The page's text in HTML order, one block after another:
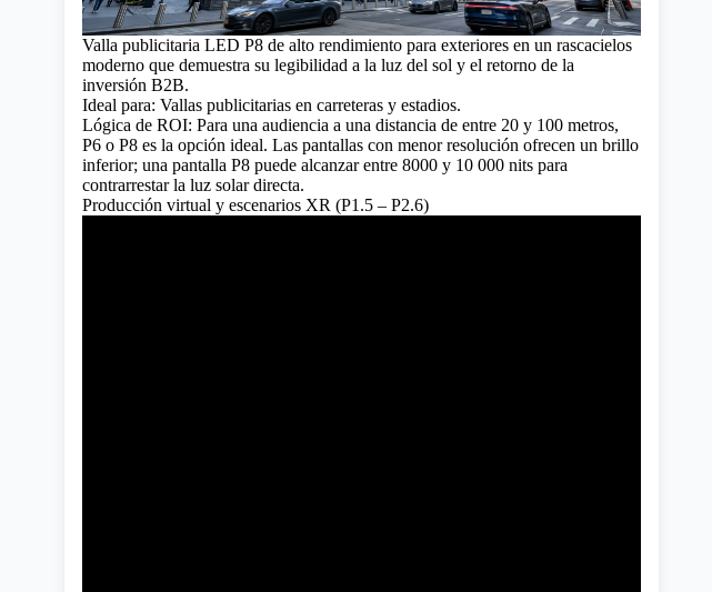
Valla publicitaria LED P8 de alto rendimiento para exteriores en un rascacielos
moderno que demuestra su legibilidad a la luz del sol y el retorno de la
inversión B2B.
Ideal para: Vallas publicitarias en carreteras y estadios.
Lógica de ROI: Para una audiencia a una distancia de entre 20 y 100 metros,
P6 o P8 es la opción ideal. Las pantallas con menor resolución ofrecen un brillo
inferior; una pantalla P8 puede alcanzar entre 8000 y 10 000 nits para
contrarrestar la luz solar directa.
Producción virtual y escenarios XR (P1.5 – P2.6)